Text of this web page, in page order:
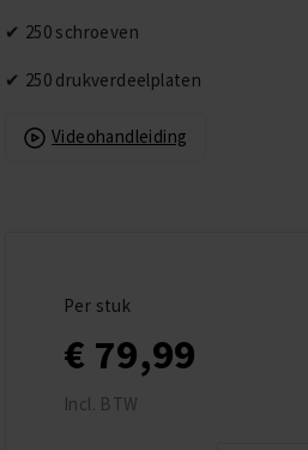
✔ 250 schroeven
✔ 250 drukverdeelplaten
Videohandleiding
Per stuk
€ 79,99
Incl. BTW